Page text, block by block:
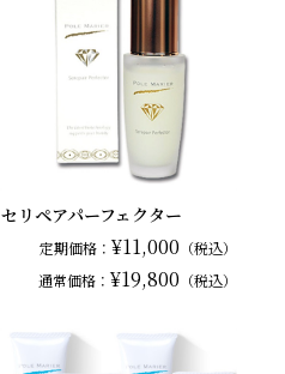
セリペアパーフェクター
定期価格： ¥11,000 （税込）
通常価格： ¥19,800 （税込）